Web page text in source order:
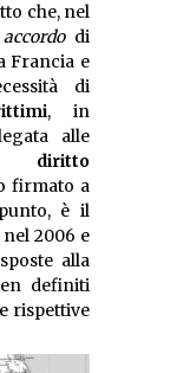
che, nel
accordodi
Francia e
di
, in
alle
diritto
firmato a
è il
2006 e
alla
definiti
rispettive